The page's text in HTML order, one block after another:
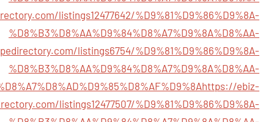
listings12477642/%D9%81%D9%86%D9%8A-
%D8%B3%D8%AA%D9%84%D8%A7%D9%8A%D8%AA-
listings6754/%D9%81%D9%86%D9%8A-
%D8%B3%D8%AA%D9%84%D8%A7%D9%8A%D8%AA-
https://ebiz-
listings12477507/%D9%81%D9%86%D9%8A-